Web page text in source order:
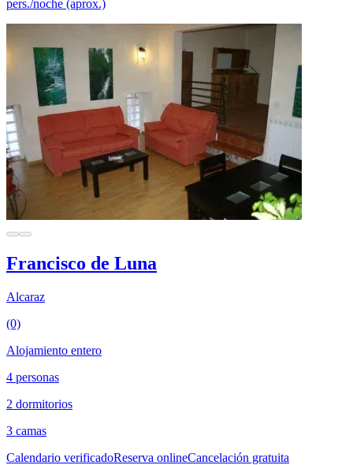
pers./noche (aprox.)
Francisco de Luna
Alcaraz
(0)
Alojamiento entero
4 personas
2 dormitorios
3 camas
Calendario verificadoReserva onlineCancelación gratuita